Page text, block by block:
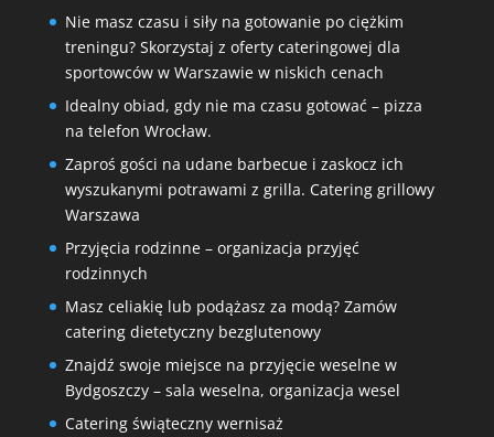
Nie masz czasu i siły na gotowanie po ciężkim
treningu? Skorzystaj z oferty cateringowej dla
sportowców w Warszawie w niskich cenach
Idealny obiad, gdy nie ma czasu gotować – pizza
na telefon Wrocław.
Zaproś gości na udane barbecue i zaskocz ich
wyszukanymi potrawami z grilla. Catering grillowy
Warszawa
Przyjęcia rodzinne – organizacja przyjęć
rodzinnych
Masz celiakię lub podążasz za modą? Zamów
catering dietetyczny bezglutenowy
Znajdź swoje miejsce na przyjęcie weselne w
Bydgoszczy – sala weselna, organizacja wesel
Catering świąteczny wernisaż